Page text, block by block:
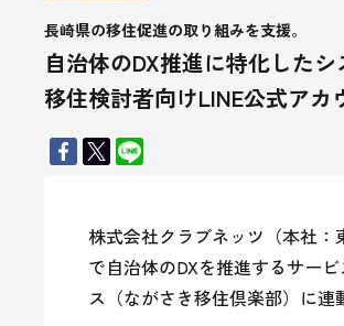
長崎県の移住促進の取り組みを支援。
自治体のDX推進に特化した
移住検討者向けLINE公式アカ
株式会社クラブネッツ（本社
で自治体のDXを推進するサー
ス（ながさき移住倶楽部）に連